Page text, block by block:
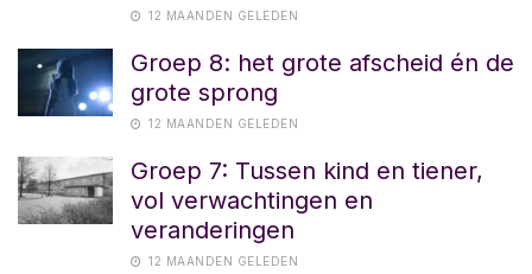
12 MAANDEN GELEDEN
Groep 8: het grote afscheid én de
grote sprong
12 MAANDEN GELEDEN
Groep 7: Tussen kind en tiener,
vol verwachtingen en
veranderingen
12 MAANDEN GELEDEN